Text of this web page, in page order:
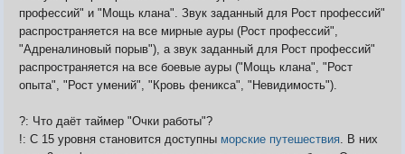
профессий" и "Мощь клана". Звук заданный для Рост профессий"
распространяется на все мирные ауры (Рост профессий",
"Адреналиновый порыв"), а звук заданный для Рост профессий"
распространяется на все боевые ауры ("Мощь клана", "Рост
опыта", "Рост умений", "Кровь феникса", "Невидимость").
?: Что даёт таймер "Очки работы"?
!: С 15 уровня становится доступны морские путешествия . В них